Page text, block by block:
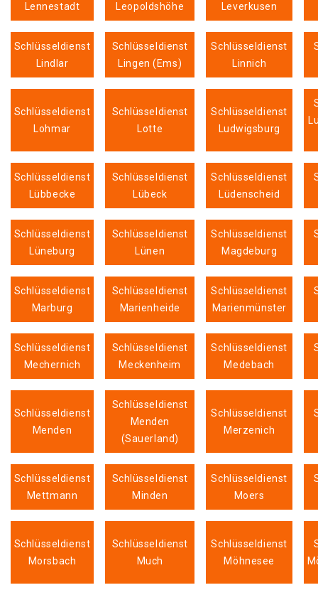
Lennestadt
Leopoldshöhe
Leverkusen
Schlüsseldienst
Lindlar
Schlüsseldienst
Lingen (Ems)
Schlüsseldienst
Linnich
Schlüsseldienst
Lohmar
Schlüsseldienst
Lotte
Schlüsseldienst
Ludwigsburg
Schlüsseldienst
Lübbecke
Schlüsseldienst
Lübeck
Schlüsseldienst
Lüdenscheid
Schlüsseldienst
Lüneburg
Schlüsseldienst
Lünen
Schlüsseldienst
Magdeburg
Schlüsseldienst
Marburg
Schlüsseldienst
Marienheide
Schlüsseldienst
Marienmünster
Schlüsseldienst
Mechernich
Schlüsseldienst
Meckenheim
Schlüsseldienst
Medebach
Schlüsseldienst
Menden
Schlüsseldienst
Menden
(Sauerland)
Schlüsseldienst
Merzenich
Schlüsseldienst
Mettmann
Schlüsseldienst
Minden
Schlüsseldienst
Moers
Schlüsseldienst
Morsbach
Schlüsseldienst
Much
Schlüsseldienst
Möhnesee